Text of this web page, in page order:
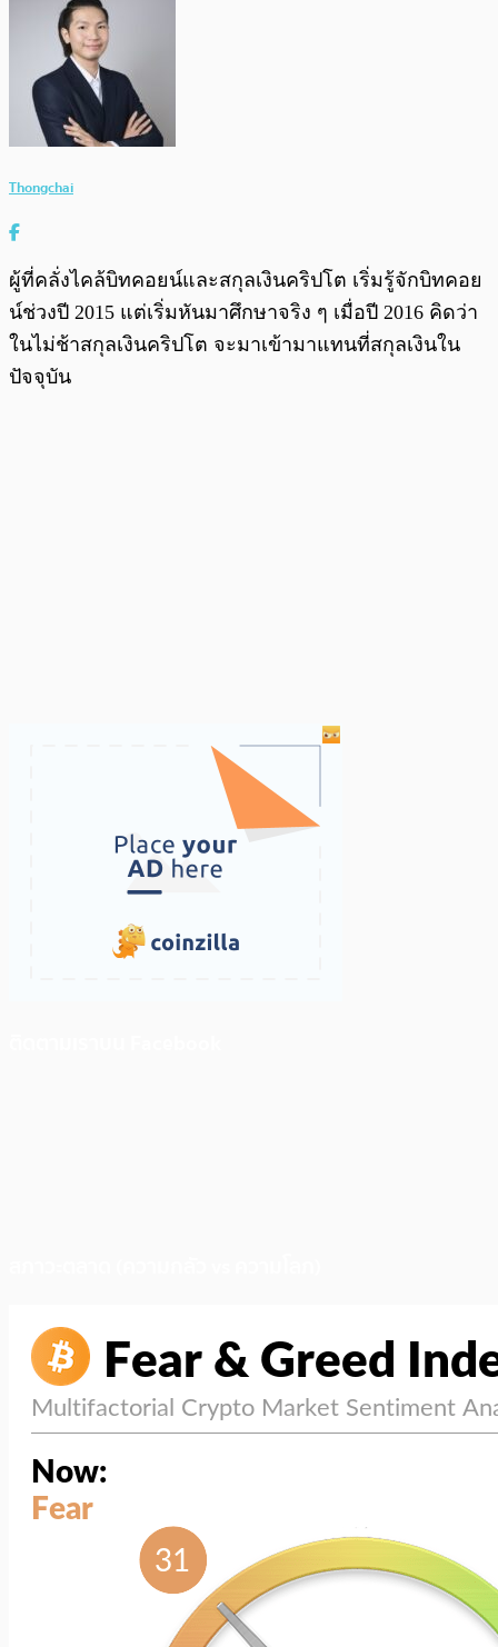
Thongchai
ผู้ที่คลั่งไคล้บิทคอยน์และสกุลเงินคริปโต เริ่มรู้จักบิทคอย
น์ช่วงปี 2015 แต่เริ่มหันมาศึกษาจริง ๆ เมื่อปี 2016 คิดว่า
ในไม่ช้าสกุลเงินคริปโต จะมาเข้ามาแทนที่สกุลเงินใน
ปัจจุบัน